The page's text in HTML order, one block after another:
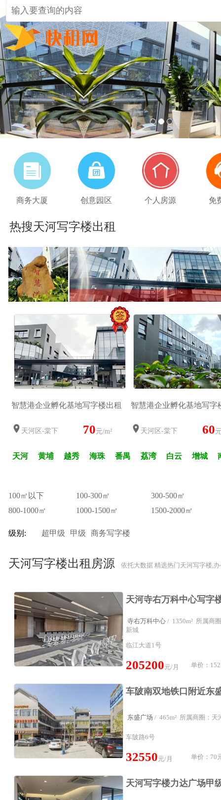
1 2 3
商务大厦 创意园区 个人房源 免
热搜天河写字楼出租
智慧港企业孵化基地写字楼出租
天河区-棠下 70元/m²
智慧港企业孵化基地写字
天河区-棠下 60
天河 黄埔 越秀 海珠 番禺 荔湾 白云 增城
100㎡以下 100-300㎡
300-500㎡
800-1000㎡
1000-1500㎡ 1500-2000㎡
级别: 超甲级 甲级 商务写字楼
天河写字楼出租房源 依托大数据 精选热门天河写字楼,
寺右万科中心 / 1350m² 所属商
新城
临江大道1号
205200元/月 单价：152
东盛广场 / 465m² 所属商圈：天
车陂路6号
32550元/月 单价：70